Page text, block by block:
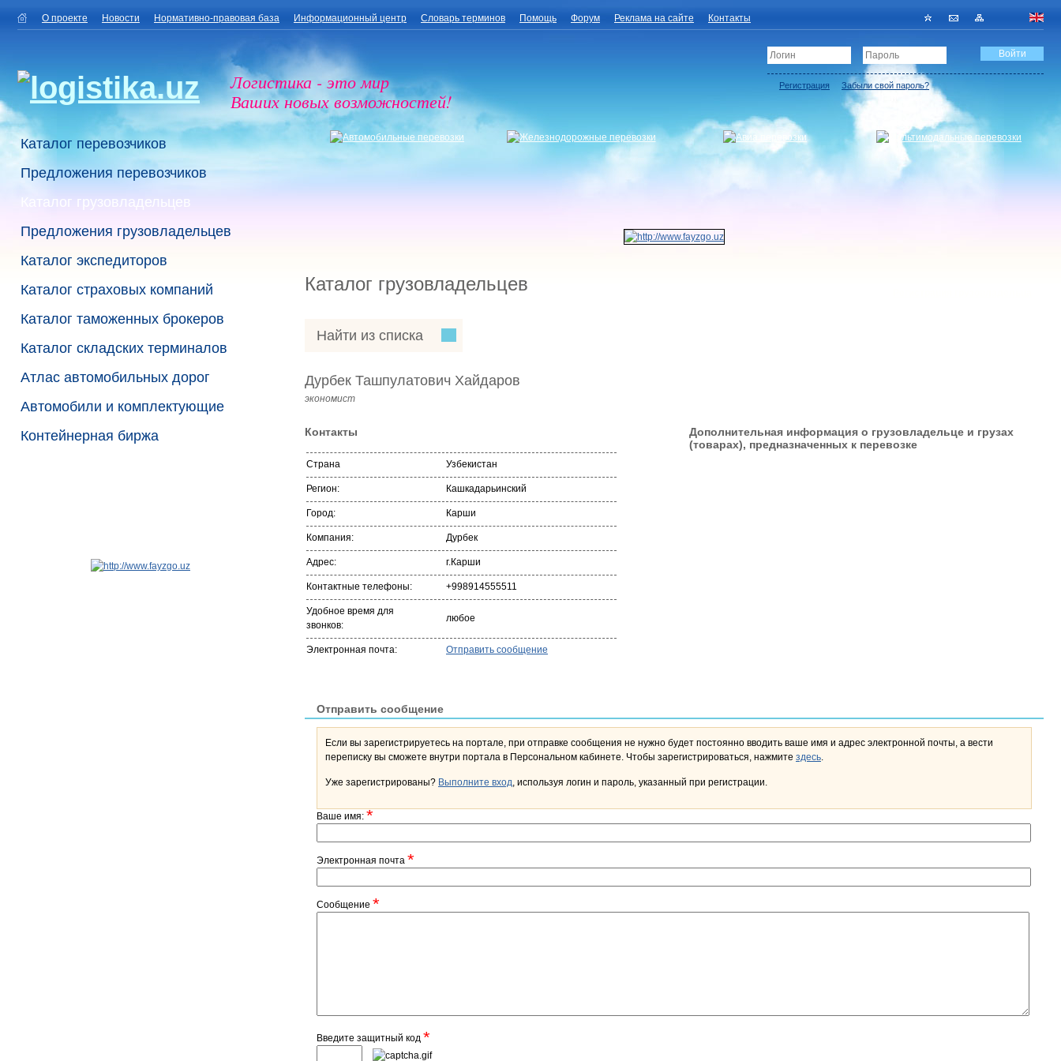
О проекте Новости Нормативно-правовая база Информационный центр Словарь терминов Помощь Форум Реклама на сайте Контакты
Логистика - это мир
Ваших новых возможностей!
Регистрация Забыли свой пароль?
Каталог перевозчиков
Предложения перевозчиков
Каталог грузовладельцев
Предложения грузовладельцев
Каталог экспедиторов
Каталог страховых компаний
Каталог таможенных брокеров
Каталог складских терминалов
Атлас автомобильных дорог
Автомобили и комплектующие
Контейнерная биржа
Каталог грузовладельцев
Найти из списка
Дурбек Ташпулатович Хайдаров
экономист
Контакты
Страна Узбекистан
Регион: Кашкадарьинский
Город: Карши
Компания: Дурбек
Адрес: г.Карши
Контактные телефоны: +998914555511
Удобное время для
звонков:
любое
Электронная почта: Отправить сообщение
Дополнительная информация о грузовладельце и грузах
(товарах), предназначенных к перевозке
Отправить сообщение
Если вы зарегистрируетесь на портале, при отправке сообщения не нужно будет постоянно вводить ваше имя и адрес электронной почты, а вести
переписку вы сможете внутри портала в Персональном кабинете. Чтобы зарегистрироваться, нажмите здесь.
Уже зарегистрированы? Выполните вход, используя логин и пароль, указанный при регистрации.
Ваше имя: *
Электронная почта *
Сообщение *
Введите защитный код *